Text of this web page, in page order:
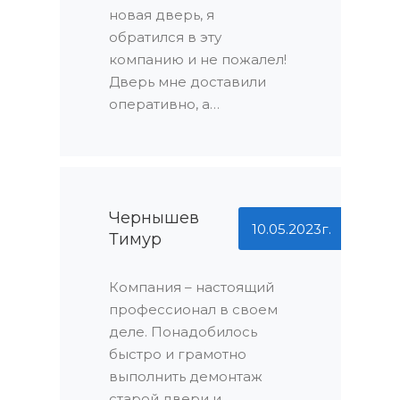
разрешить любые
вопросы и проблемы. У
меня не осталось ни
одного нерешенного
вопроса!
новая дверь, я
обратился в эту
компанию и не пожалел!
Дверь мне доставили
оперативно, а
ура. А еще я был приятно
удивлен наличием
объема заказа. Это
действительно выгодно!
Чернышев
Тимур
10.05.2023г.
Компания – настоящий
профессионал в своем
деле. Понадобилось
быстро и грамотно
выполнить демонтаж